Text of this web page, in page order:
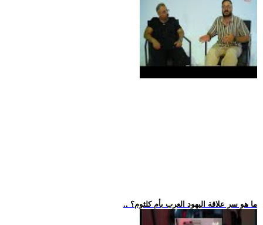
.. ما هو سر علاقة اليهود العرب بأم كلثوم؟